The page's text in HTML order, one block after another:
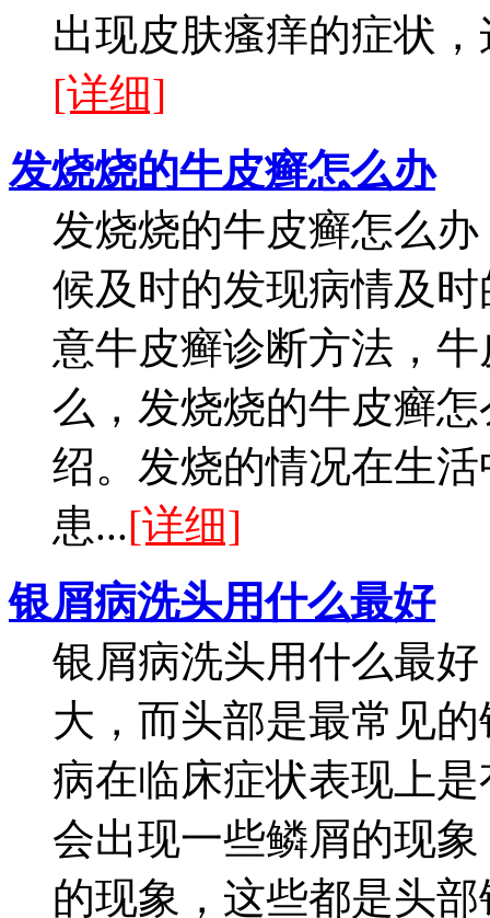
出现皮肤瘙痒的症状
[详细]
发烧烧的牛皮癣怎么办
发烧烧的牛皮癣怎么
候及时的发现病情及
意牛皮癣诊断方法，
么，发烧烧的牛皮癣
绍。发烧的情况在生
患...[详细]
银屑病洗头用什么最好
银屑病洗头用什么最
大，而头部是最常见
病在临床症状表现上
会出现一些鳞屑的现
的现象，这些都是头